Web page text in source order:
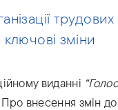
зміни
виданні
внесення змін до